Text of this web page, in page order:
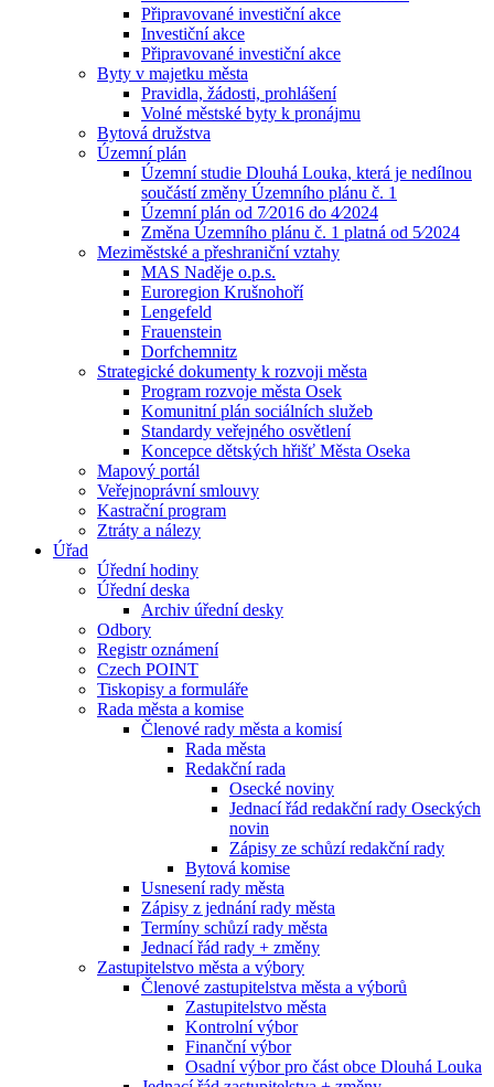
Připravované investiční akce
Investiční akce
Připravované investiční akce
Byty v majetku města
Pravidla, žádosti, prohlášení
Volné městské byty k pronájmu
Bytová družstva
Územní plán
Územní studie Dlouhá Louka, která je nedílnou
součástí změny Územního plánu č. 1
Územní plán od 7⁄2016 do 4⁄2024
Změna Územního plánu č. 1 platná od 5⁄2024
Meziměstské a přeshraniční vztahy
MAS Naděje o.p.s.
Euroregion Krušnohoří
Lengefeld
Frauenstein
Dorfchemnitz
Strategické dokumenty k rozvoji města
Program rozvoje města Osek
Komunitní plán sociálních služeb
Standardy veřejného osvětlení
Koncepce dětských hřišť Města Oseka
Mapový portál
Veřejnoprávní smlouvy
Kastrační program
Ztráty a nálezy
Úřad
Úřední hodiny
Úřední deska
Archiv úřední desky
Odbory
Registr oznámení
Czech POINT
Tiskopisy a formuláře
Rada města a komise
Členové rady města a komisí
Rada města
Redakční rada
Osecké noviny
Jednací řád redakční rady Oseckých
novin
Zápisy ze schůzí redakční rady
Bytová komise
Usnesení rady města
Zápisy z jednání rady města
Termíny schůzí rady města
Jednací řád rady + změny
Zastupitelstvo města a výbory
Členové zastupitelstva města a výborů
Zastupitelstvo města
Kontrolní výbor
Finanční výbor
Osadní výbor pro část obce Dlouhá Louka